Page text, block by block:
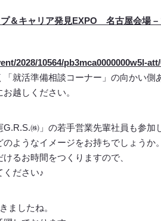
＆キャリア発見EXPO 名古屋会場 –
2028/10564/pb3mca0000000w5l-
就活準備相談コーナー」の向かい側
越しください。
㈱」の若手営業先輩社員も参加
ようなイメージをお持ちでしょうか。
るお時間をつくりますので、
ください♪
ましたね。